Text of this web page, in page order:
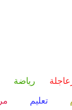
رياضة
تعليم